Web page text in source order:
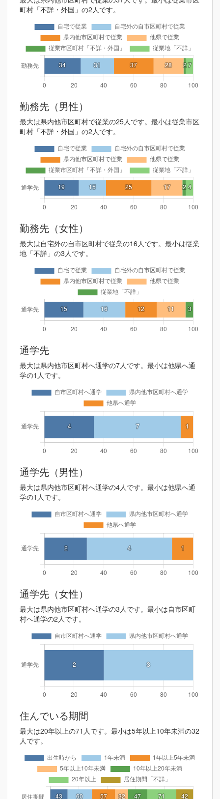
町村「不詳・外国」の2人です。
勤務先（男性）
最大は県内他市区町村で従業の25人です。最小は従業市区
町村「不詳・外国」の2人です。
勤務先（女性）
最大は自宅外の自市区町村で従業の16人です。最小は従業
地「不詳」の3人です。
通学先
最大は県内他市区町村へ通学の7人です。最小は他県へ通
学の1人です。
通学先（男性）
最大は県内他市区町村へ通学の4人です。最小は他県へ通
学の1人です。
通学先（女性）
最大は県内他市区町村へ通学の3人です。最小は自市区町
村へ通学の2人です。
住んでいる期間
最大は20年以上の71人です。最小は5年以上10年未満の32
人です。